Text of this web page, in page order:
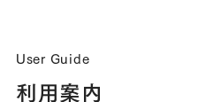
User Guide
利用案内